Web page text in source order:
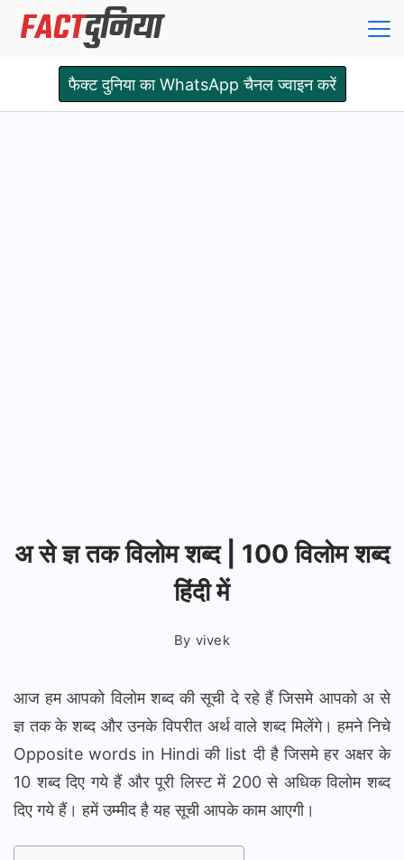
Skip
content
Fact
Dunia
फैक्ट दुनिया का WhatsApp चैनल ज्वाइन करें
अ से ज्ञ तक विलोम शब्द | 100 विलोम शब्द
हिंदी में
By vivek
आज हम आपको विलोम शब्द की सूची दे रहे हैं जिसमे आपको अ से
ज्ञ तक के शब्द और उनके विपरीत अर्थ वाले शब्द मिलेंगे। हमने निचे
Opposite words in Hindi की list दी है जिसमे हर अक्षर के
10 शब्द दिए गये हैं और पूरी लिस्ट में 200 से अधिक विलोम शब्द
दिए गये हैं। हमें उम्मीद है यह सूची आपके काम आएगी।